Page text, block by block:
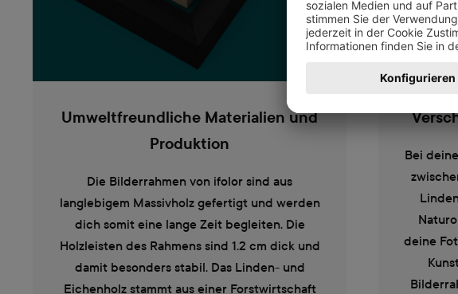
Umweltfreundliche Materialien und
Produktion
Die Bilderrahmen von ifolor sind aus
langlebigem Massivholz gefertigt und werden
dich somit eine lange Zeit begleiten. Die
Holzleisten des Rahmens sind 1.2 cm dick und
damit besonders stabil. Das Linden- und
Eichenholz stammt aus einer Forstwirtschaft
Bei
deine